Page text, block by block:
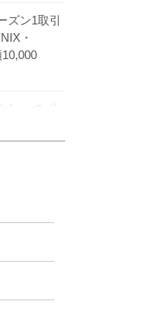
ズン1取引
・
ト」 のポ
」徹底解